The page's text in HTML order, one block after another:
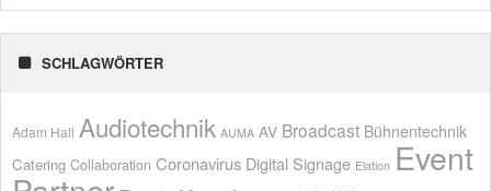
SCHLAGWÖRTER
Adam Hall Audiotechnik AUMA AV Broadcast Bühnentechnik
Catering Collaboration Coronavirus Digital Signage Elation Event